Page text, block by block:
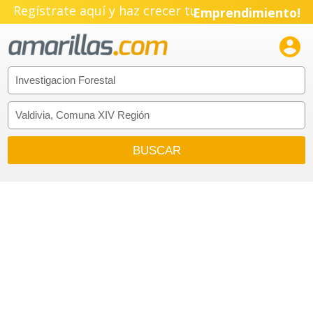
Regístrate aquí y haz crecer tuEmprendimiento!
